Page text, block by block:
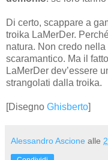
Di certo, scappare a
troika LaMerDer.
natura. Non credo
scaramantico. Ma il
LaMerDer dev’essere
strangolati dalla troika.
[Disegno Ghisberto]
Alessandro Ascione alle